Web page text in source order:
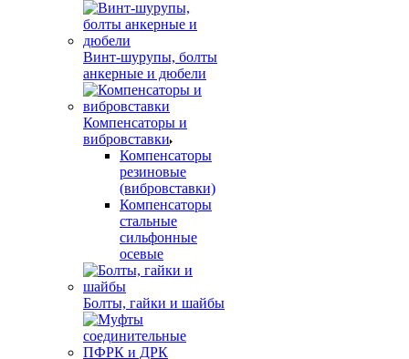
Винт-шурупы, болты
анкерные и дюбели
Компенсаторы и
вибровставки
Компенсаторы
резиновые
(вибровставки)
Компенсаторы
стальные
сильфонные
осевые
Болты, гайки и шайбы